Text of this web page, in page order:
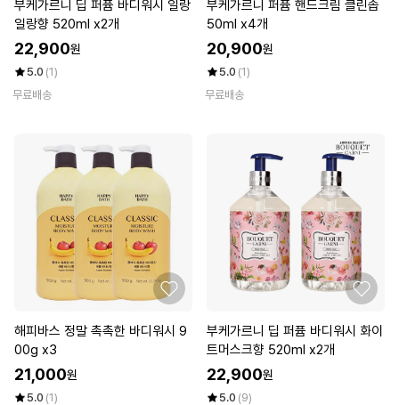
부케가르니 딥 퍼퓸 바디워시 일랑
일랑향 520ml x2개
22,900원
5.0 (1)
무료배송
부케가르니 퍼퓸 핸드크림 클린솝
50ml x4개
20,900원
5.0 (1)
무료배송
해피바스 정말 촉촉한 바디워시 9
00g x3
21,000원
5.0 (1)
부케가르니 딥 퍼퓸 바디워시 화이
트머스크향 520ml x2개
22,900원
5.0 (9)